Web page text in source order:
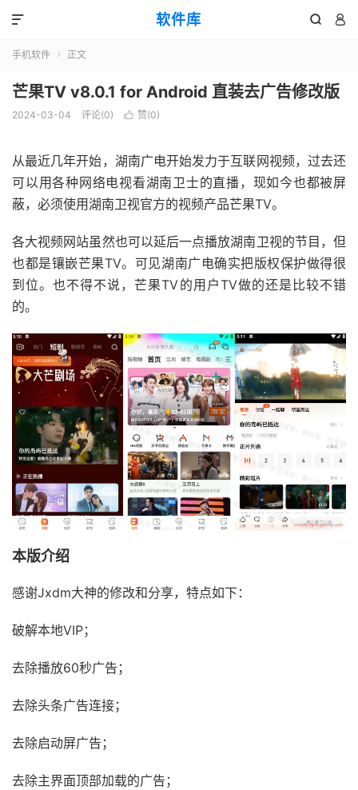
软件库  

手机软件  正文
芒果TV v8.0.1 for Android 直装去广告修改版
2024-03-04 评论(0)  赞(0)
从最近几年开始，湖南广电开始发力于互联网视频，过去还
可以用各种网络电视看湖南卫士的直播，现如今也都被屏
蔽，必须使用湖南卫视官方的视频产品芒果TV。
各大视频网站虽然也可以延后一点播放湖南卫视的节目，但
也都是镶嵌芒果TV。可见湖南广电确实把版权保护做得很
到位。也不得不说，芒果TV的用户TV做的还是比较不错
的。
本版介绍
感谢Jxdm大神的修改和分享，特点如下：
破解本地VIP；
去除播放60秒广告；
去除头条广告连接；
去除启动屏广告；
去除主界面顶部加载的广告；